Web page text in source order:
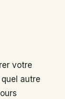
votre
autre